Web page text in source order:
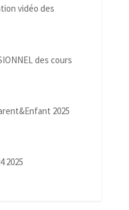
vidéo des
des cours
2025
2025